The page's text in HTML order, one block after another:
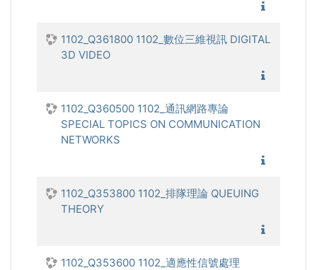
1102_Q361800 1102_數位三維視訊 DIGITAL
3D VIDEO
1102_Q360500 1102_通訊網路專論
SPECIAL TOPICS ON COMMUNICATION
NETWORKS
1102_Q353800 1102_排隊理論 QUEUING
THEORY
1102_Q353600 1102_適應性信號處理